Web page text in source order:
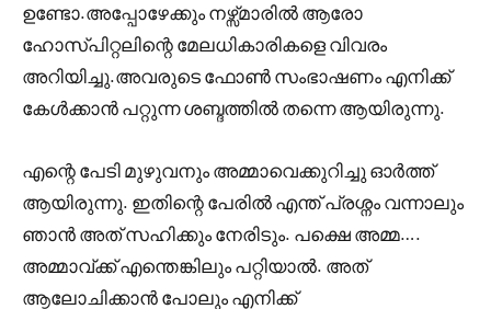
ഉണ്ടോ.അപ്പോഴേക്കും നഴ്സ്മാരിൽ ആരോ
ഹോസ്പിറ്റലിന്റെ മേലധികാരികളെ വിവരം
അറിയിച്ചു.അവരുടെ ഫോൺ സംഭാഷണം എനിക്ക്
കേൾക്കാൻ പറ്റുന്ന ശബ്ദത്തിൽ തന്നെ ആയിരുന്നു.
എന്റെ പേടി മുഴുവനും അമ്മാവെക്കുറിച്ചു ഓർത്ത്
ആയിരുന്നു. ഇതിന്റെ പേരിൽ എന്ത് പ്രശ്നം വന്നാലും
ഞാൻ അത് സഹിക്കും നേരിടും. പക്ഷെ അമ്മ….
അമ്മാവ്ക്ക് എന്തെങ്കിലും പറ്റിയാൽ. അത്
ആലോചിക്കാൻ പോലും എനിക്ക്